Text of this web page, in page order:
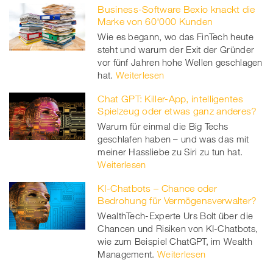
Business-Software Bexio knackt die
Marke von 60'000 Kunden
Wie es begann, wo das FinTech heute
steht und warum der Exit der Gründer
vor fünf Jahren hohe Wellen geschlagen
hat. Weiterlesen
Chat GPT: Killer-App, intelligentes
Spielzeug oder etwas ganz anderes?
Warum für einmal die Big Techs
geschlafen haben – und was das mit
meiner Hassliebe zu Siri zu tun hat.
Weiterlesen
KI-Chatbots – Chance oder
Bedrohung für Vermögensverwalter?
WealthTech-Experte Urs Bolt über die
Chancen und Risiken von KI-Chatbots,
wie zum Beispiel ChatGPT, im Wealth
Management. Weiterlesen